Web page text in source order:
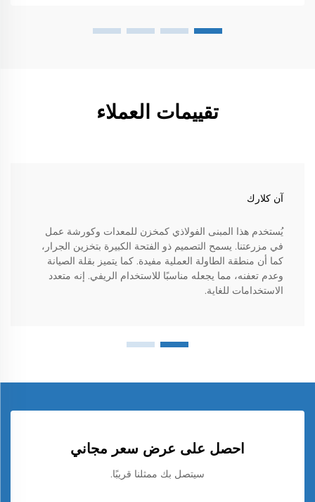
تقييمات العملاء
آن كلارك
يُستخدم هذا المبنى الفولاذي كمخزن للمعدات وكورشة عمل
في مزرعتنا. يسمح التصميم ذو الفتحة الكبيرة بتخزين الجرار،
كما أن منطقة الطاولة العملية مفيدة. كما يتميز بقلة الصيانة
وعدم تعفنه، مما يجعله مناسبًا للاستخدام الريفي. إنه متعدد
الاستخدامات للغاية.
احصل على عرض سعر مجاني
سيتصل بك ممثلنا قريبًا.